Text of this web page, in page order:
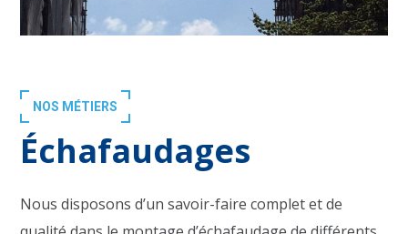
NOS MÉTIERS
Échafaudages
Nous disposons d’un savoir-faire complet et de